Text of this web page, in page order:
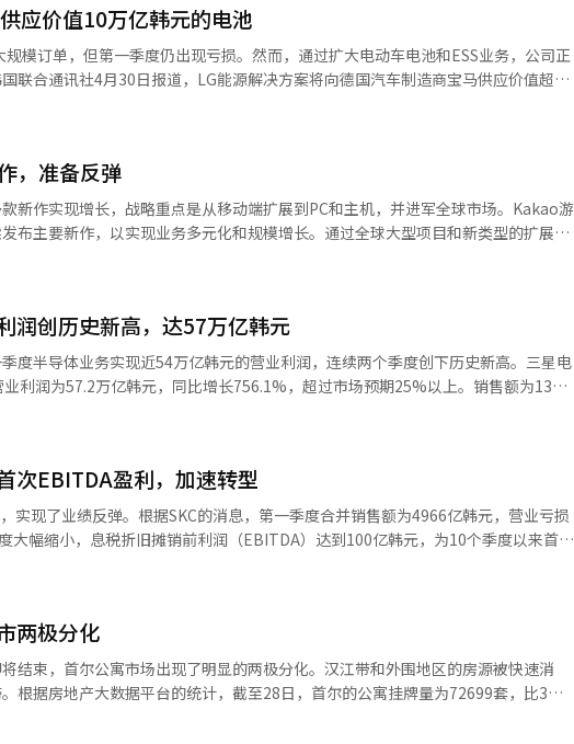
导体工艺的特性，即使停电或停工几分钟，也必须全部废弃投入的晶圆。 业界担
还可能动摇半导体产业的未来竞争力。在全球半导体竞争加剧的情况下，正是需要
器（HBM）和代工微细工艺等下一代技术的关键时刻。 尚明大学系统半导体工程
导体委托生产）竞争力预计将大幅反弹的氛围中，因罢工导致的大规模成本变量令
蚀国家半导体产业能力的研发投资资金，削弱长期增长动力。”※ 本报道经人工
，混合动力需求仍支撑销售基础。地区方面，欧洲和北美的需求结构差异影响了业
保法规，北美则在电动车转型调整中增加了混合动力销售。技术策略也在变化，韩
转向结合软件，应用人工智能（AI）提升车辆能源效率。公司还在扩展至汽车以外
业务代表。随着AI和云计算的普及，服务器散热管理需求增加，高效热管理技术的
技术，公司正扩大其在其他领域的应用，可能实现销售结构多元化。在财务方面，
温系统相关人士表示：“到2036年公司成立50周年时，我们将成为全球第一的热
财务稳健性巩固全球市场的技术领导地位。”※ 本报道经人工智能（AI）系统翻译与
应价值10万亿韩元的电池
模订单，但第一季度仍出现亏损。然而，通过扩大电动车电池和ESS业务，公司正
联合通讯社4月30日报道，LG能源解决方案将向德国汽车制造商宝马供应价值超过
。这些电池预计将用于下一代电动车，合同期限最长可达10年。业内人士关注这是
亏损为2078亿韩元，同比转为亏损，销售额为6.555万亿韩元，下降2.5%。净亏损
贴减少和电动车需求放缓。此外，北美ESS生产基地扩张带来的初期成本压力也影
和俄亥俄州扩建ESS生产基地，过程中产生的启动成本被计入。公司计划通过ESS
从原来的不到10%扩大到目前的20%中段，计划年底达到30%中段。特别是AI数据
计将推动ESS市场的扩展。LG能源解决方案的战略是通过加快北美生产基地的稳定
，准备反弹
新作实现增长，战略重点是从移动端扩展到PC和主机，并进军全球市场。Kakao游
布主要新作，以实现业务多元化和规模增长。通过全球大型项目和新类型的扩展，
，Lionheart Studio的MMORPG《奥丁Q》将发布。这是《奥丁：英灵殿崛起》的
的《上古世纪编年史》计划在6月进行全球测试，主打主机级战斗演出和IP世界
级动作RPG，计划在明年第一季度发布，结合时间操控系统和开放世界。新类型的扩
《地下城崛起》是一款结合策略和成长元素的动作RPG，支持移动端和PC。《上
的开放世界生存游戏，计划在第四季度发布。此外，《项目C》是一款基于次文化
。现有服务的稳定运营也在继续。《奥丁》《阿瑞斯》《上古世纪战争》等主要
实现反弹。Kakao游戏公司表示：“我们将以高完成度推出多款新作，同时稳定运
和类型多元化，强化增长基础。”※ 本报道经人工智能（AI）系统翻译与编辑。
润创历史新高，达57万亿韩元
季度半导体业务实现近54万亿韩元的营业利润，连续两个季度创下历史新高。三星电
利润为57.2万亿韩元，同比增长756.1%，超过市场预期25%以上。销售额为133.8
47.2万亿韩元，增长474.3%。此次业绩主要得益于AI相关半导体需求增加和内存价
韩元的营业利润，成为业绩的主要推动力。AI高附加值内存销售扩大和价格上涨是
片销售增加而业绩改善，代工业务受淡季影响有所下降，但高性能计算订单持续，
部门实现了52.7万亿韩元的销售额和3万亿韩元的营业利润。尽管Galaxy S26的推出
利润改善。电视业务因高端产品销售良好而盈利改善，但家电业务因成本上升和关
器实现了6.7万亿韩元的销售额和4千亿韩元的营业利润。中小型面板因淡季需求减
降。三星电子预计第二季度后，半导体业务将继续推动业绩改善。随着AI基础设施
涨趋势将持续。公司计划通过提供下一代AI内存HBM4E样品来增强技术竞争力。
全球关税和地缘政治风险持续，半导体需求增加，但IT产品成本可能上升，业务部
电子表示，将灵活应对市场变化，通过加强高附加值产品的竞争力，保持稳定的经
统翻译与编辑。
次EBITDA盈利，加速转型
实现了业绩反弹。根据SKC的消息，第一季度合并销售额为4966亿韩元，营业亏损
大幅缩小，息税折旧摊销前利润（EBITDA）达到100亿韩元，为10个季度以来首次
钟宇取得了良好开端。半导体材料部门第一季度销售额为683亿韩元，营业利润为
值丙二醇（PG）销售扩大战略的成功。金钟宇兼任的二次电池材料子公司SK
弹。公司重组了以北美和能源存储系统（ESS）市场为中心的业务结构。金钟宇上
扩大马来西亚工厂的生产来降低制造成本。未来增长动力的半导体玻璃基板量产体
开始为客户制作评估样品，计划在年内完成可靠性测试，并在第二季度与多家全球
化应用领域。此外，为推动新业务和改善财务结构，1万亿韩元的增资计划在员工
两极分化
结束，首尔公寓市场出现了明显的两极分化。汉江带和外围地区的房源被快速消
根据房地产大数据平台的统计，截至28日，首尔的公寓挂牌量为72699套，比3月
外围和中等价位地区的房源减少尤为明显。中浪区减少16.9%，芦原和江北区各减